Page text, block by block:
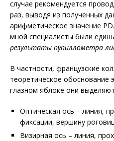
случае рекомендуется
раз, выводя из полученных
арифметическое значение
мной специалисты были
результаты пупиллометра
В частности, французские
теоретическое обоснование
глазном яблоке они
Оптическая ось – линия,
фиксации, вершину
Визирная ось – линия,